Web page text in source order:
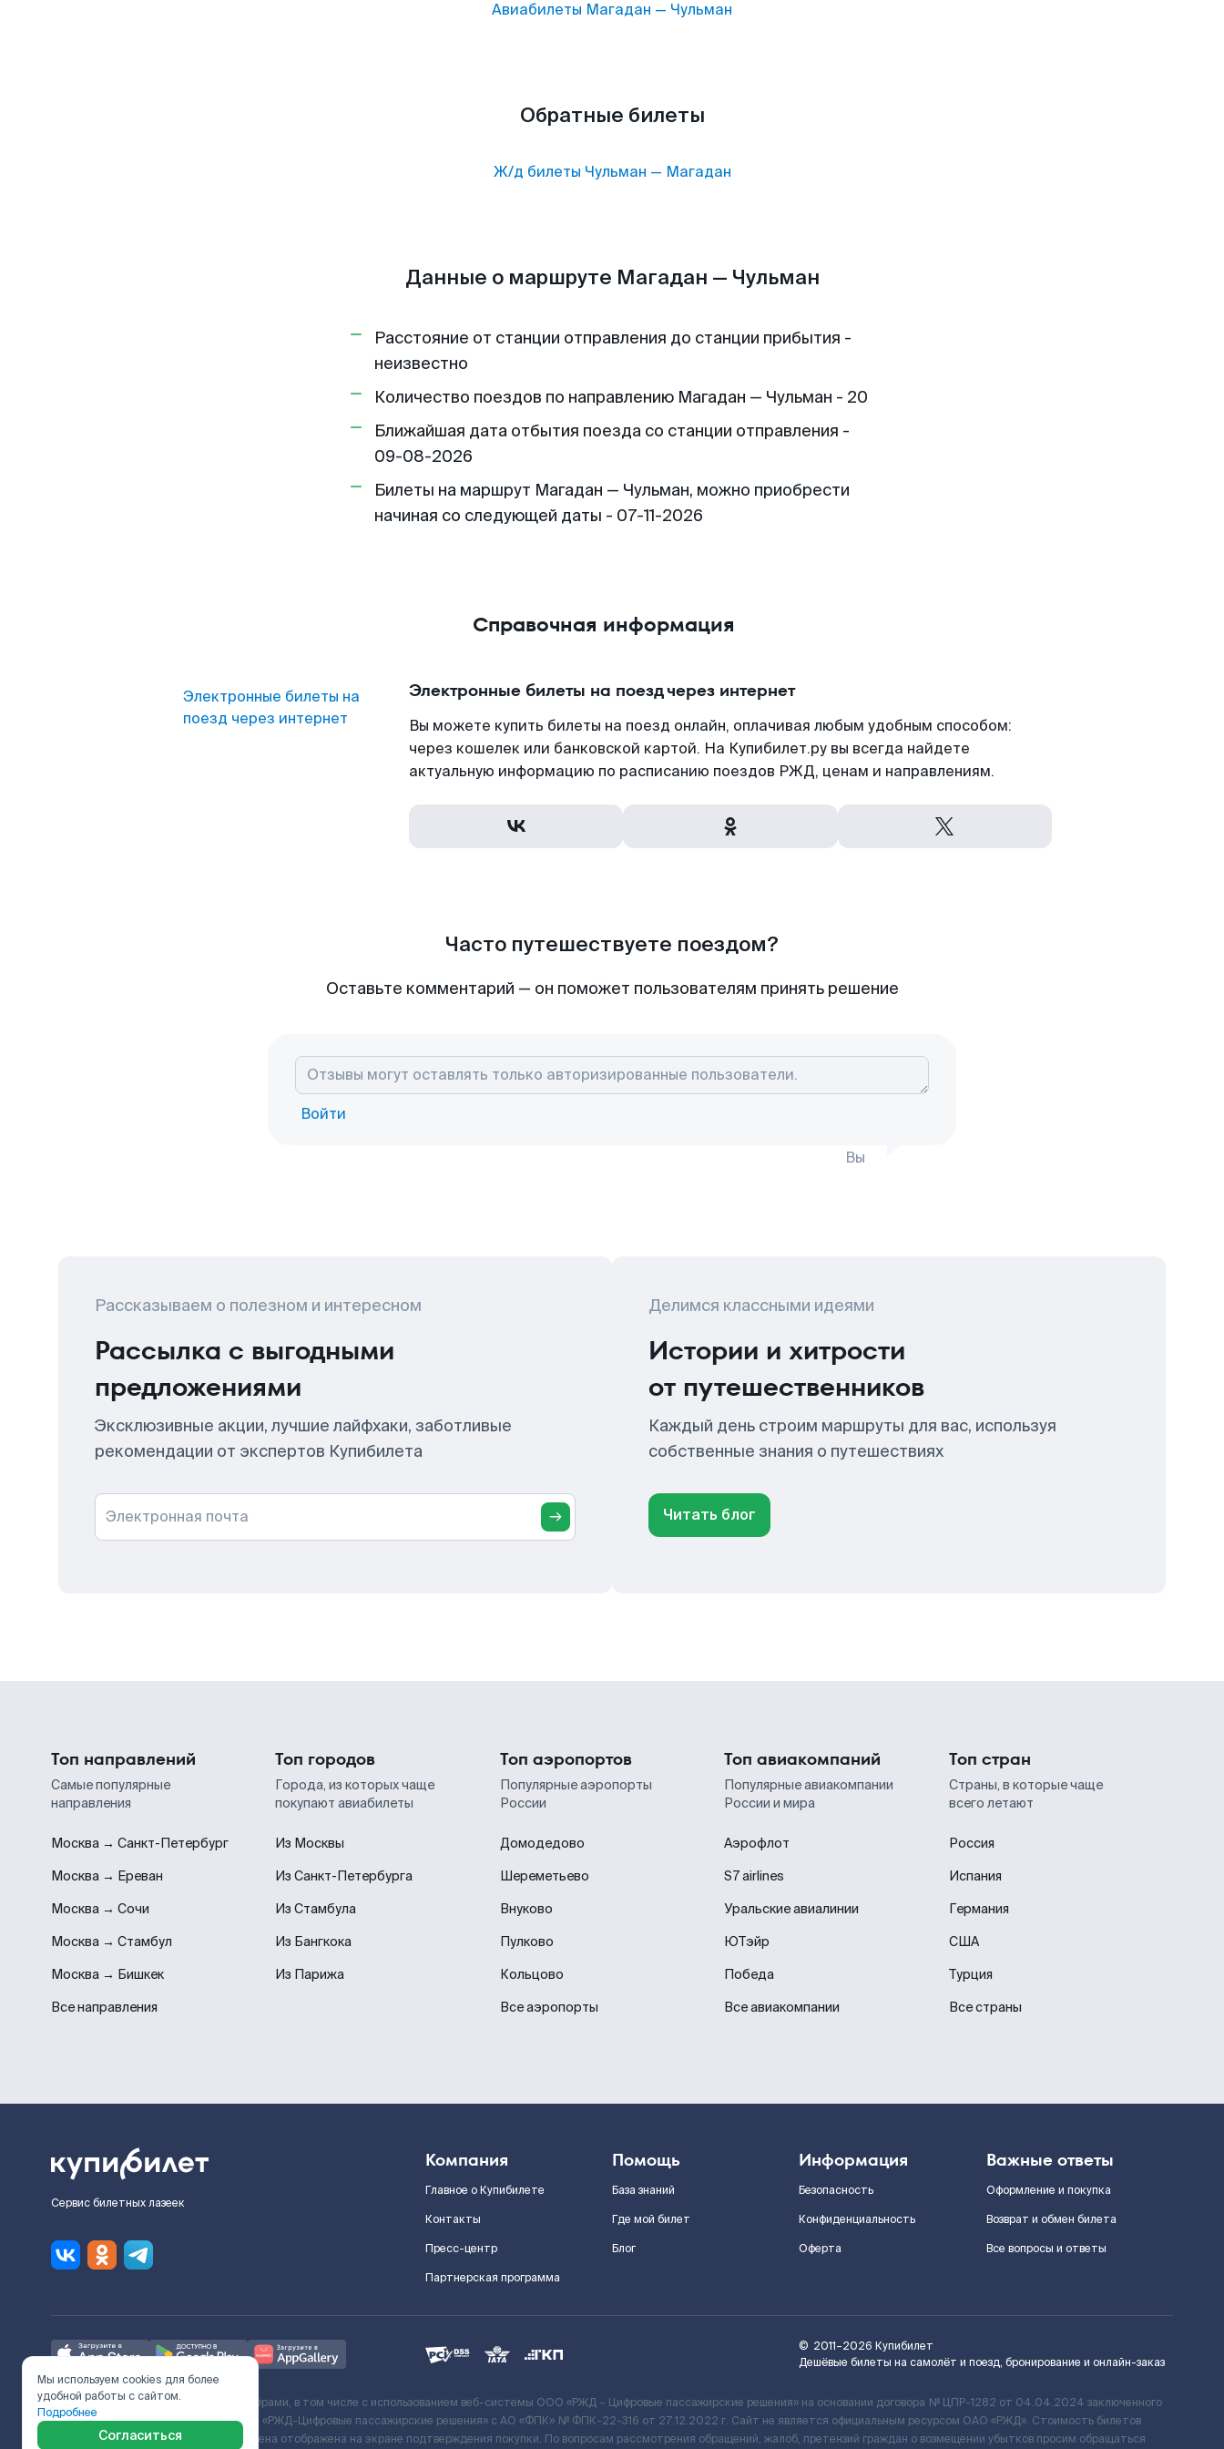
Авиабилеты Магадан — Чульман
Обратные билеты
Ж/д билеты Чульман — Магадан
Данные о маршруте Магадан — Чульман
Расстояние от станции отправления до станции прибытия -
неизвестно
Количество поездов по направлению Магадан — Чульман - 20
Ближайшая дата отбытия поезда со станции отправления -
09-08-2026
Билеты на маршрут Магадан — Чульман, можно приобрести
начиная со следующей даты - 07-11-2026
Справочная информация
Электронные билеты на
поезд через интернет
Электронные билеты на поезд через интернет
Вы можете купить билеты на поезд онлайн, оплачивая любым удобным способом:
через кошелек или банковской картой. На Купибилет.ру вы всегда найдете
актуальную информацию по расписанию поездов РЖД, ценам и направлениям.
Часто путешествуете поездом?
Оставьте комментарий — он поможет пользователям принять решение
Войти
Вы
Рассказываем о полезном и интересном
Рассылка с выгодными
предложениями
Эксклюзивные акции, лучшие лайфхаки, заботливые
рекомендации от экспертов Купибилета
Электронная почта
Делимся классными идеями
Истории и хитрости
от путешественников
Каждый день строим маршруты для вас, используя
собственные знания о путешествиях
Читать блог
Топ направлений
Самые популярные
направления
Москва → Санкт-Петербург
Москва → Ереван
Москва → Сочи
Москва → Стамбул
Москва → Бишкек
Все направления
Топ городов
Города, из которых чаще
покупают авиабилеты
Из Москвы
Из Санкт-Петербурга
Из Стамбула
Из Бангкока
Из Парижа
Топ аэропортов
Популярные аэропорты
России
Домодедово
Шереметьево
Внуково
Пулково
Кольцово
Все аэропорты
Топ авиакомпаний
Популярные авиакомпании
России и мира
Аэрофлот
S7 airlines
Уральские авиалинии
ЮТэйр
Победа
Все авиакомпании
Топ стран
Страны, в которые чаще
всего летают
Россия
Испания
Германия
США
Турция
Все страны
Сервис билетных лазеек
Компания
Главное о Купибилете
Контакты
Пресс-центр
Партнерская программа
Помощь
База знаний
Где мой билет
Блог
Информация
Безопасность
Конфиденциальность
Оферта
Важные ответы
Оформление и покупка
Возврат и обмен билета
Все вопросы и ответы
© 2011–2026 Купибилет
Дешёвые билеты на самолёт и поезд, бронирование и онлайн-заказ
Ж/Д билеты предоставляются партнёрами, в том числе с использованием веб-системы ООО «РЖД – Цифровые пассажирские решения» на основании договора № ЦПР-1282 от 04.04.2024 заключенного
с Поставщиком услуг и Договора ООО «РЖД-Цифровые пассажирские решения» c АО «ФПК» № ФПК-22-316 от 27.12.2022 г. Сайт не является официальным ресурсом ОАО «РЖД». Стоимость билетов
включает сервисный сбор. Итоговая цена отображена на экране подтверждения покупки. По вопросам рассмотрения обращений, жалоб, претензий граждан о возмещении убытков просим обращаться
Мы используем cookies для более
удобной работы с сайтом.
Подробнее
Согласиться